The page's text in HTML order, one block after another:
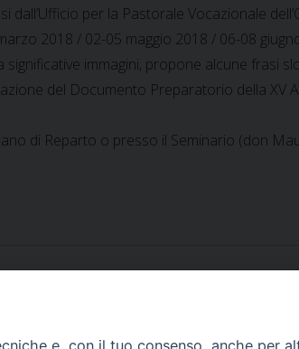
dall’Ufficio per la Pastorale Vocazionale
2018 / 02-05 maggio 2018 / 06-08
immagini, propone alcune frasi
del Documento Preparatorio della XV
di Reparto o presso il Seminario (don